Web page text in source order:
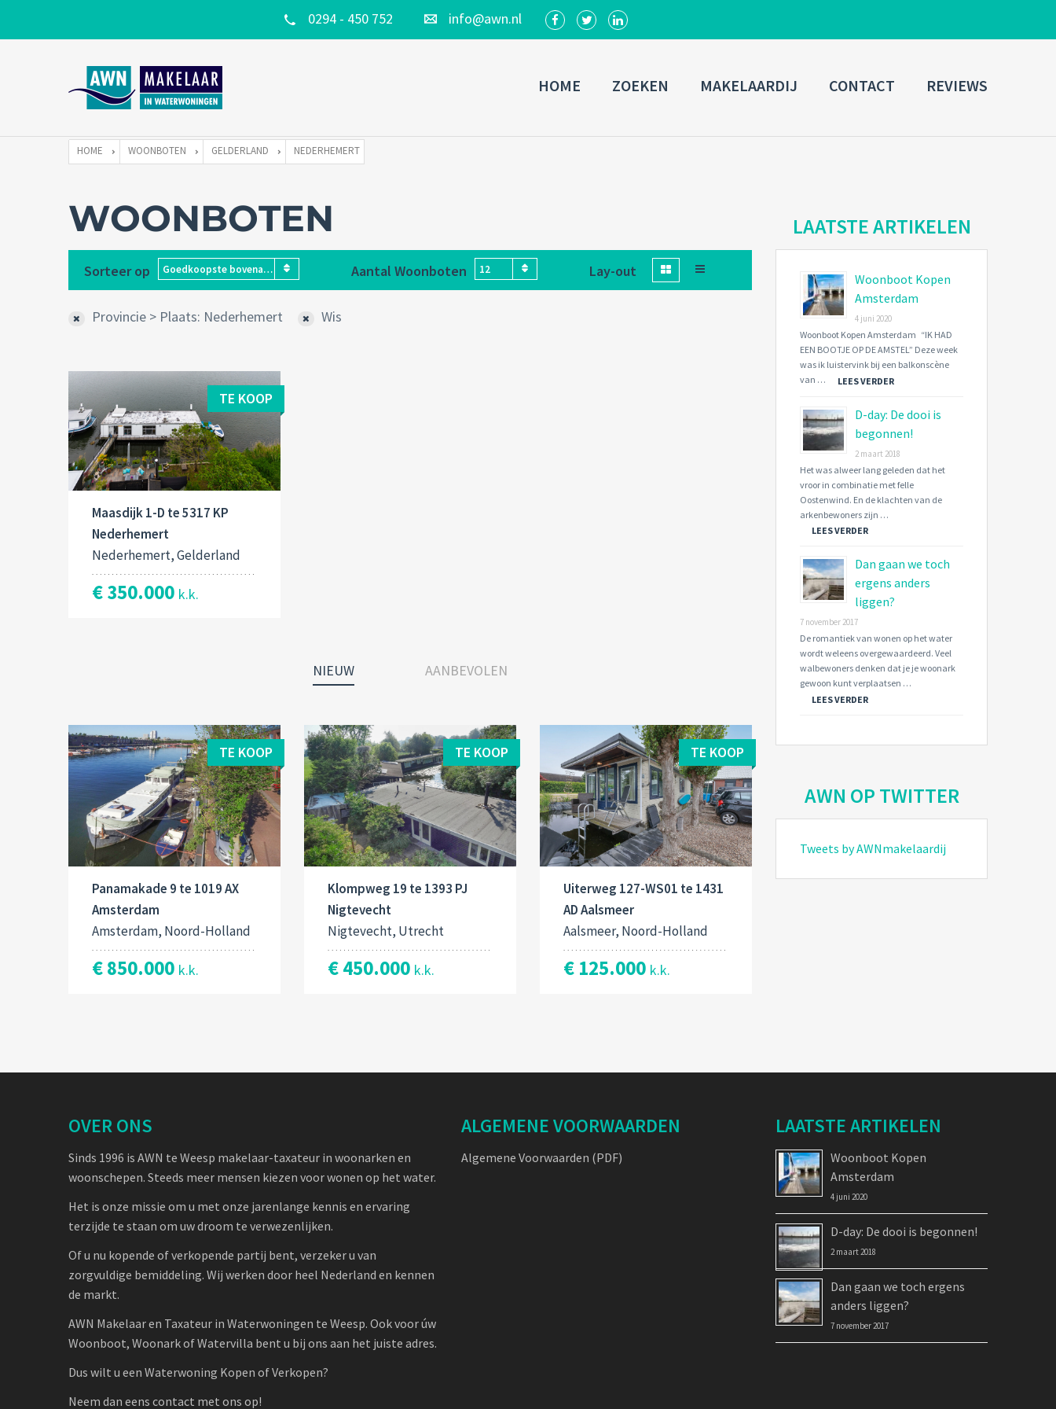
0294 - 450 752 info@awn.nl
Username
Connect with:
Forgot
password? SIGN IN
Remember me
HOME ZOEKEN MAKELAARDIJ CONTACT REVIEWS
HOME WOONBOTEN GELDERLAND NEDERHEMERT
WOONBOTEN
Sorteer op Goedkoopste bovenaan Aantal Woonboten 12 Lay-out
Provincie > Plaats: Nederhemert Wis
TE KOOP
Maasdijk 1-D te 5317 KP
Nederhemert
Nederhemert, Gelderland
€ 350.000 k.k.
NIEUW AANBEVOLEN
TE KOOP
Panamakade 9 te 1019 AX
Amsterdam
Amsterdam, Noord-Holland
€ 850.000 k.k.
TE KOOP
Klompweg 19 te 1393 PJ
Nigtevecht
Nigtevecht, Utrecht
€ 450.000 k.k.
TE KOOP
Uiterweg 127-WS01 te 1431
AD Aalsmeer
Aalsmeer, Noord-Holland
€ 125.000 k.k.
LAATSTE ARTIKELEN
Woonboot Kopen
Amsterdam
4 juni 2020
Woonboot Kopen Amsterdam “IK HAD
EEN BOOTJE OP DE AMSTEL” Deze week
was ik luistervink bij een balkonscène
van …
LEES VERDER
D-day: De dooi is
begonnen!
2 maart 2018
Het was alweer lang geleden dat het
vroor in combinatie met felle
Oostenwind. En de klachten van de
arkenbewoners zijn …
LEES VERDER
Dan gaan we toch
ergens anders
liggen?
7 november 2017
De romantiek van wonen op het water
wordt weleens overgewaardeerd. Veel
walbewoners denken dat je je woonark
gewoon kunt verplaatsen …
LEES VERDER
AWN OP TWITTER
Tweets by AWNmakelaardij
OVER ONS
Sinds 1996 is AWN te Weesp makelaar-taxateur in woonarken en
woonschepen. Steeds meer mensen kiezen voor wonen op het water.
Het is onze missie om u met onze jarenlange kennis en ervaring
terzijde te staan om uw droom te verwezenlijken.
Of u nu kopende of verkopende partij bent, verzeker u van
zorgvuldige bemiddeling. Wij werken door heel Nederland en kennen
de markt.
AWN Makelaar en Taxateur in Waterwoningen te Weesp. Ook voor úw
Woonboot, Woonark of Watervilla bent u bij ons aan het juiste adres.
Dus wilt u een Waterwoning Kopen of Verkopen?
Neem dan eens contact met ons op!
ALGEMENE VOORWAARDEN
Algemene Voorwaarden (PDF)
LAATSTE ARTIKELEN
Woonboot Kopen
Amsterdam
4 juni 2020
D-day: De dooi is begonnen!
2 maart 2018
Dan gaan we toch ergens
anders liggen?
7 november 2017